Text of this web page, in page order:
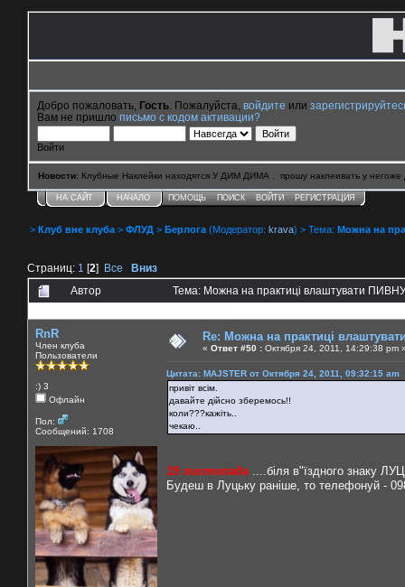
Добро пожаловать, Гость . Пожалуйста, войдите или
Вам не пришло письмо с кодом активации?
Войти
Новости: Клубные Наклейки находятся У ДИМ ДИМА . прошу наклеивать у негоже
НА САЙТ НАЧАЛО ПОМОЩЬ ПОИСК ВОЙТИ РЕГИСТРАЦИЯ
> Клуб вне клуба > ФЛУД > Берлога (Модератор: krava) > Тема: Можна на
Страниц: 1 [2] Все
Вниз
Автор
Тема: Можна на практиці влаштувати
RnR
Член клуба
Пользователи
:) 3
Офлайн
Пол:
Сообщений: 1708
Re: Можна на практиці
« Ответ #50 : Октября 24, 2011, 14:29:38 pm
Цитата: MAJSTER от Октября 24, 2011, 09:32:15 am
привіт всім.
давайте дійсно зберемось!!
коли???кажіть..
чекаю..
19 листопада ....біля в"їздного знаку
Будеш в Луцьку раніше, то телефонуй -